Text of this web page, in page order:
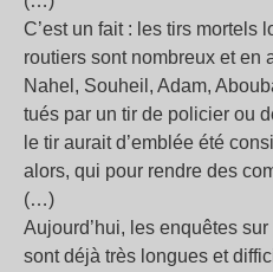
C’est un fait : les tirs mortels
routiers sont nombreux et en
Nahel, Souheil, Adam,
tués par un tir de policier ou
le tir aurait d’emblée été
alors, qui pour rendre des
(…)
Aujourd’hui, les enquêtes
sont déjà très longues et